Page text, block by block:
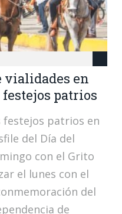
en
patrios
festejos patrios en
del Día del
con el Grito
el lunes con el
del
de